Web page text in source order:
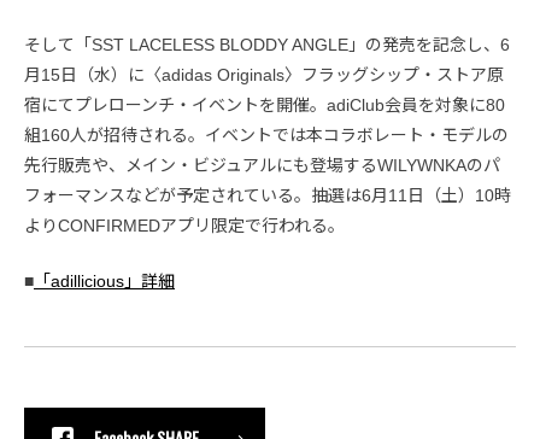
そして「SST LACELESS BLODDY ANGLE」の発売を記念し、6
月15日（水）に〈adidas Originals〉フラッグシップ・ストア原
宿にてプレローンチ・イベントを開催。adiClub会員を対象に80
組160人が招待される。イベントでは本コラボレート・モデルの
先行販売や、メイン・ビジュアルにも登場するWILYWNKAのパ
フォーマンスなどが予定されている。抽選は6月11日（土）10時
よりCONFIRMEDアプリ限定で行われる。
■ 「adillicious」詳細